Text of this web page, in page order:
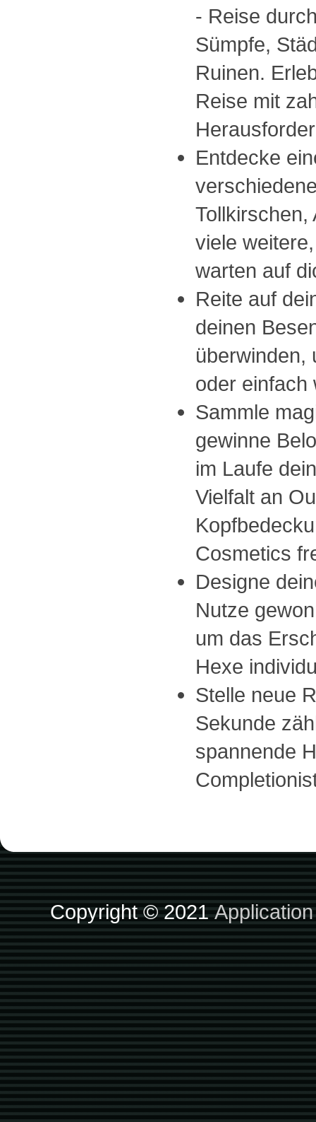
- Reise
Sümpfe,
Ruinen.
Reise mit
Entdecke
Tollkirschen,
viele
warten auf
Reite auf
deinen
überwinden,
oder einfach
Sammle
gewinne
im Laufe
Vielfalt an
Cosmetics
Designe
Nutze
um das
Hexe
Stelle neue
Sekunde
spannende
Copyright © 2021